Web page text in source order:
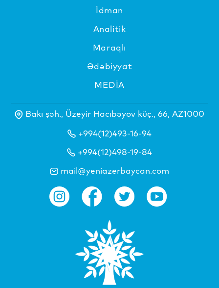
İdman
Analitik
Maraqlı
Ədəbiyyat
MEDİA
Bakı şəh., Üzeyir Hacıbəyov küç., 66, AZ1000
+994(12)493-16-94
+994(12)498-19-84
mail@yeniazerbaycan.com